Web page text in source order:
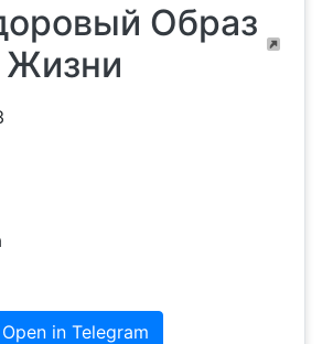
Образ
Жизни
Open in Telegram